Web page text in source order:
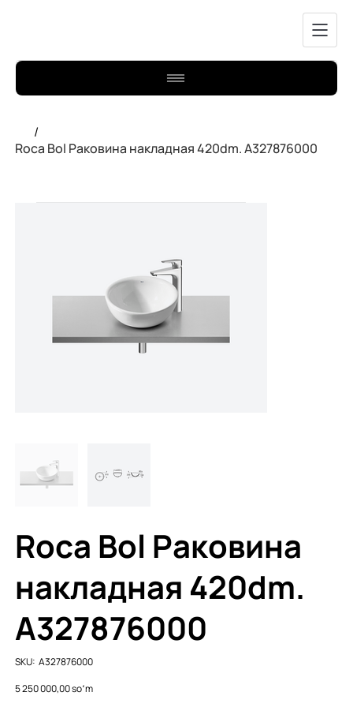
/
Roca Bol Раковина накладная 420dm. A327876000
Roca Bol Раковина
накладная 420dm.
A327876000
SKU:
SKU
A327876000
A327876000
Price
5 250 000,00 soʻm